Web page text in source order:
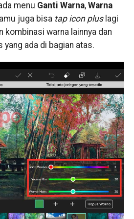
menu Ganti Warna, Warna
juga bisa tap icon pluslagi
kombinasi warna lainnya dan
ada di bagian atas.